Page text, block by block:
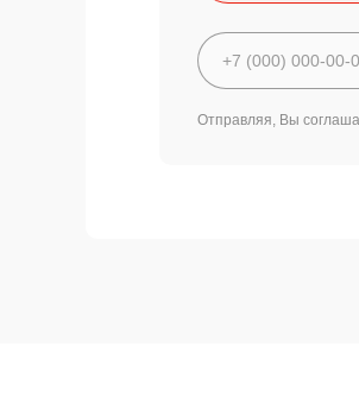
Отправляя, Вы